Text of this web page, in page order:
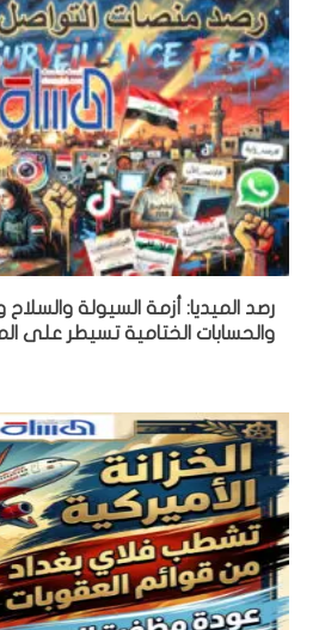
رصد الميديا: أزمة السيولة
والحسابات الختامية تسيطر على